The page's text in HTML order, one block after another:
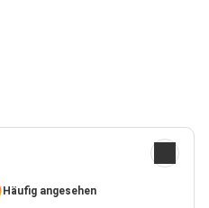
Häufig angesehen